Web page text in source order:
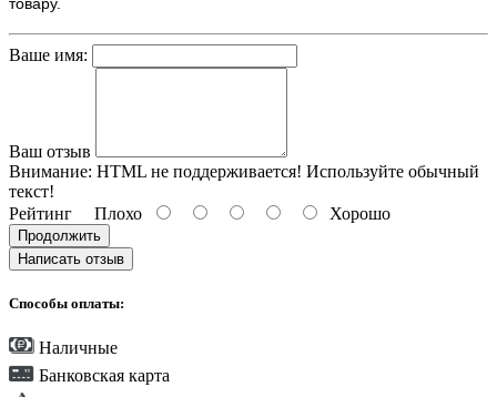
Ваше имя:
Ваш отзыв
Внимание: HTML не поддерживается! Используйте обычный
текст!
Рейтинг Плохо Хорошо
Продолжить
Написать отзыв
Способы оплаты:
Наличные
Банковская карта